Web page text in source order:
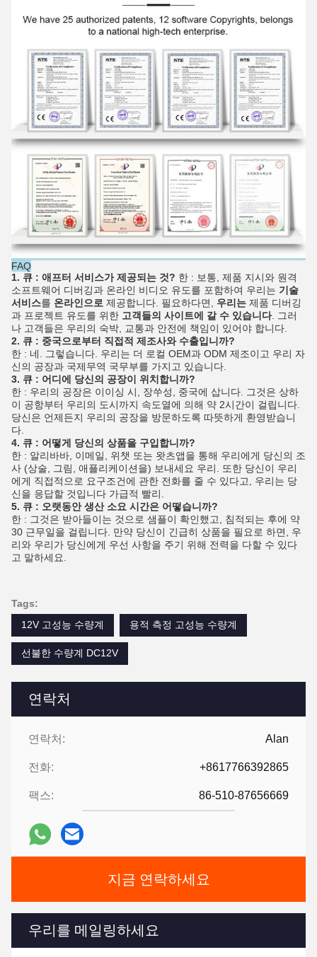
연락처
연락처: Alan
전화: +8617766392865
팩스: 86-510-87656669
지금 연락하세요
우리를 메일링하세요
FAQ
1. 큐 : 애프터 서비스가 제공되는 것? 한 : 보통, 제품 지시와 원격
소프트웨어 디버깅과 온라인 비디오 유도를 포함하여 우리는 기술
서비스를 온라인으로 제공합니다. 필요하다면, 우리는 제품 디버깅
과 프로젝트 유도를 위한 고객들의 사이트에 갈 수 있습니다. 그러
나 고객들은 우리의 숙박, 교통과 안전에 책임이 있어야 합니다.
2. 큐 : 중국으로부터 직접적 제조사와 수출입니까?
한 : 네. 그렇습니다. 우리는 더 로컬 OEM과 ODM 제조이고 우리 자
신의 공장과 국제무역 국무부를 가지고 있습니다.
3. 큐 : 어디에 당신의 공장이 위치합니까?
한 : 우리의 공장은 이이싱 시, 장쑤성, 중국에 삽니다. 그것은 상하
이 공항부터 우리의 도시까지 속도열에 의해 약 2시간이 걸립니다.
당신은 언제든지 우리의 공장을 방문하도록 따뜻하게 환영받습니
다.
4. 큐 : 어떻게 당신의 상품을 구입합니까?
한 : 알리바바, 이메일, 위챗 또는 왓츠앱을 통해 우리에게 당신의 조
사 (상술, 그림, 애플리케이션을) 보내세요 우리. 또한 당신이 우리
에게 직접적으로 요구조건에 관한 전화를 줄 수 있다고, 우리는 당
신을 응답할 것입니다 가급적 빨리.
5. 큐 : 오랫동안 생산 소요 시간은 어떻습니까?
한 : 그것은 받아들이는 것으로 샘플이 확인했고, 침적되는 후에 약
30 근무일을 걸립니다. 만약 당신이 긴급히 상품을 필요로 하면, 우
리와 우리가 당신에게 우선 사항을 주기 위해 전력을 다할 수 있다
고 말하세요.
Tags:
12V 고성능 수량계
용적 측정 고성능 수량계
선불한 수량계 DC12V